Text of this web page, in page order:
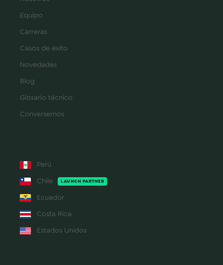
Equipo
Carreras
Casos de éxito
Novedades
Blog
Glosario técnico
Conversemos
Perú
Chile
LAUNCH PARTNER
Ecuador
Costa Rica
Estados Unidos